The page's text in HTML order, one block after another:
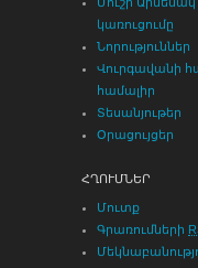
կառուցումը
Նորություններ
Վուրգավանի
համալիր
Տեսանյութեր
Օրացույցեր
ՀՂՈՒՄՆԵՐ
Մուտք
Գրառումների